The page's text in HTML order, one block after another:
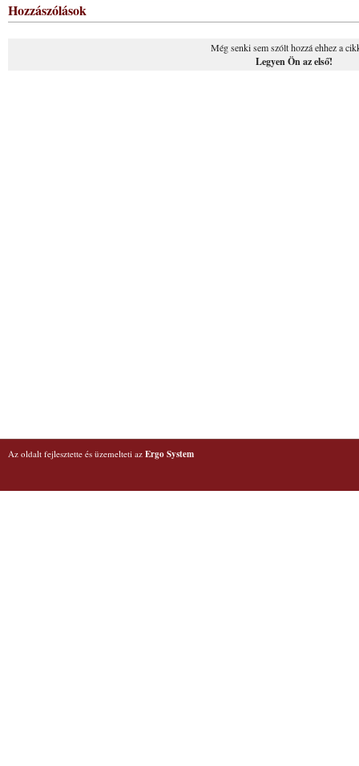
Hozzászólások
Még senki sem szólt hozzá ehhez a
Legyen Ön az első!
Az oldalt fejlesztette és üzemelteti az Ergo System